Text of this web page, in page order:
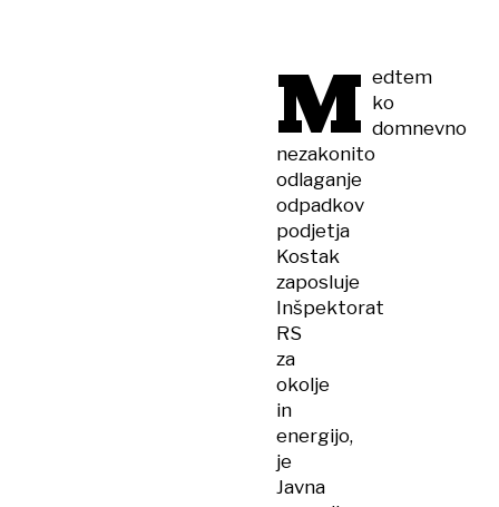
M edtem
ko
domnevno
nezakonito
odlaganje
odpadkov
podjetja
Kostak
zaposluje
Inšpektorat
RS
za
okolje
in
energijo,
je
Javna